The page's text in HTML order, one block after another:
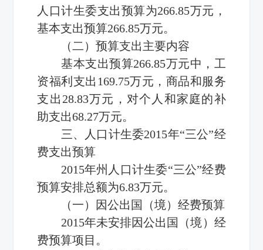
人口计生委支出预算为266.85万元，
基本支出预算266.85万元。
（二）预算支出主要内容
基本支出预算266.85万元中，工
资福利支出169.75万元，商品和服务
支出28.83万元，对个人和家庭的补
助支出68.27万元。
三、人口计生委2015年“三公”经
费支出预算
2015年州人口计生委“三公”经费
预算安排总额为6.83万元。
（一）因公出国（境）经费预算
2015年未安排因公出国（境）经
费预算项目。